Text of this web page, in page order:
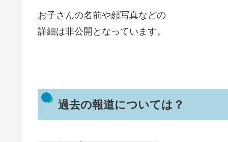
お子さんの名前や顔写真などの
詳細は非公開となっています。
過去の報道については？